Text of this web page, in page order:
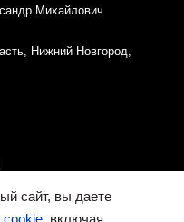
Михайлович
Нижний Новгород,
«cookies»-файлов
сайт, вы даете
, включая